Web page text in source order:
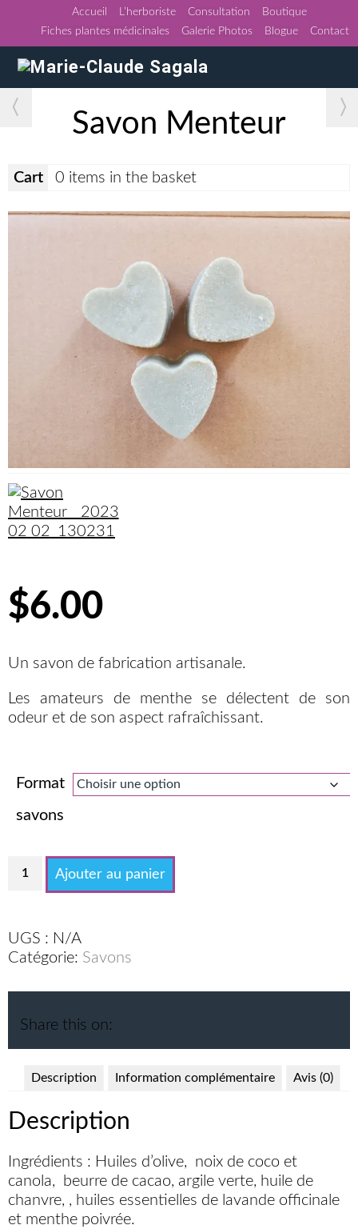
Accueil L’herboriste Consultation
Boutique
Fiches plantes médicinales
Galerie Photos Blogue Contact
〈 〉
Savon Menteur
Cart 0 items in the basket
$6.00
Un savon de fabrication artisanale.
Les amateurs de menthe se délectent de son
odeur et de son aspect rafraîchissant.
Format
savons
quantité
Ajouter au panier
UGS : N/A
Catégorie: Savons
Share this on:
Description Information complémentaire Avis (0)
Description
Ingrédients : Huiles d’olive, noix de coco et
canola, beurre de cacao, argile verte, huile de
chanvre, , huiles essentielles de lavande officinale
et menthe poivrée.